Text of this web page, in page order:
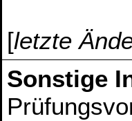
[letzte
Sonstige